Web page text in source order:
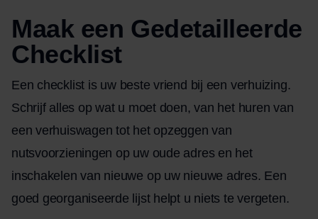
Maak een Gedetailleerde
Checklist
Een checklist is uw beste vriend bij een verhuizing.
Schrijf alles op wat u moet doen, van het huren van
een verhuiswagen tot het opzeggen van
nutsvoorzieningen op uw oude adres en het
inschakelen van nieuwe op uw nieuwe adres. Een
goed georganiseerde lijst helpt u niets te vergeten.